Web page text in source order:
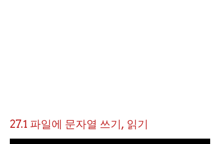
27.1 파일에 문자열 쓰기, 읽기